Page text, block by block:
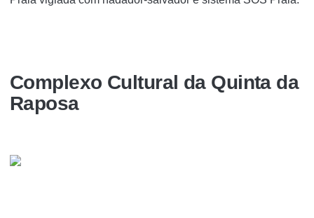
Complexo Cultural da Quinta da
Raposa